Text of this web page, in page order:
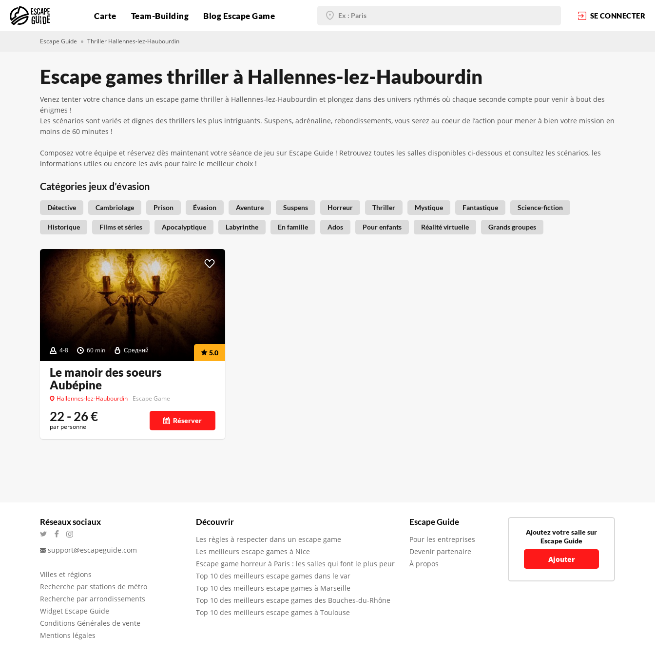
Carte Team-Building Blog Escape Game SE CONNECTER
Escape Guide Thriller Hallennes-lez-Haubourdin
Escape games thriller à Hallennes-lez-Haubourdin
Venez tenter votre chance dans un escape game thriller à Hallennes-lez-Haubourdin et plongez dans des univers rythmés où chaque seconde compte pour venir à bout des
énigmes !
Les scénarios sont variés et dignes des thrillers les plus intriguants. Suspens, adrénaline, rebondissements, vous serez au coeur de l’action pour mener à bien votre mission en
moins de 60 minutes !
Composez votre équipe et réservez dès maintenant votre séance de jeu sur Escape Guide ! Retrouvez toutes les salles disponibles ci-dessous et consultez les scénarios, les
informations utiles ou encore les avis pour faire le meilleur choix !
Catégories jeux d’évasion
Détective Cambriolage Prison Évasion Aventure Suspens Horreur Thriller Mystique Fantastique Science-fiction
Historique Films et séries Apocalyptique Labyrinthe En famille Ados Pour enfants Réalité virtuelle Grands groupes
4-8 60 min Средний 5.0
Le manoir des soeurs
Aubépine
Hallennes-lez-Haubourdin Escape Game
22 - 26€
par personne
Réserver
Réseaux sociaux
support@escapeguide.com
Villes et régions
Recherche par stations de métro
Recherche par arrondissements
Widget Escape Guide
Conditions Générales de vente
Mentions légales
Découvrir
Les règles à respecter dans un escape game
Les meilleurs escape games à Nice
Escape game horreur à Paris : les salles qui font le plus peur
Top 10 des meilleurs escape games dans le var
Top 10 des meilleurs escape games à Marseille
Top 10 des meilleurs escape games des Bouches-du-Rhône
Top 10 des meilleurs escape games à Toulouse
Escape Guide
Pour les entreprises
Devenir partenaire
À propos
Ajoutez votre salle sur
Escape Guide
Ajouter